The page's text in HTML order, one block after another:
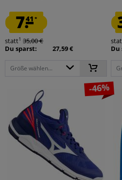
7.41 *
statt1 35,00 €
Du sparst:
27,59 €
Größe wählen...
Du
-46%